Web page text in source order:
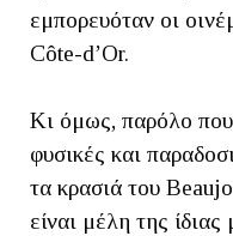
εμπορευόταν οι
Côte-d’Or.
Κι όμως, παρόλο που
φυσικές και
τα κρασιά του
είναι μέλη της